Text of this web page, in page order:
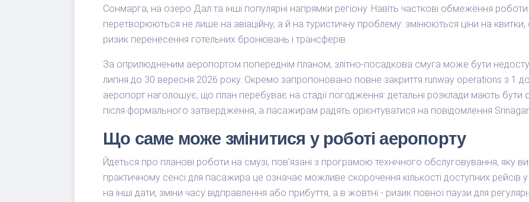
Сонмарга, на озеро Дал та інші популярні напрямки регіону. Навіть часткові обмеження
перетворюються не лише на авіаційну, а й на туристичну проблему: змінюються ціни на квитки,
ризик перенесення готельних бронювань і трансферів.
За оприлюдненим аеропортом попереднім планом, злітно-посадкова смуга може бути
липня до 30 вересня 2026 року. Окремо запропоновано повне закриття runway operations з 1
аеропорт наголошує, що план перебуває на стадії погодження: детальні розклади мають бути
після формального затвердження, а пасажирам радять орієнтуватися на повідомлення Srinagar
Що саме може змінитися у роботі аеропорту
Йдеться про планові роботи на смузі, пов'язані з програмою технічного обслуговування, яку
практичному сенсі для пасажира це означає можливе скорочення кількості доступних рейсів у
на інші дати, зміни часу відправлення або прибуття, а в жовтні - ризик повної паузи для